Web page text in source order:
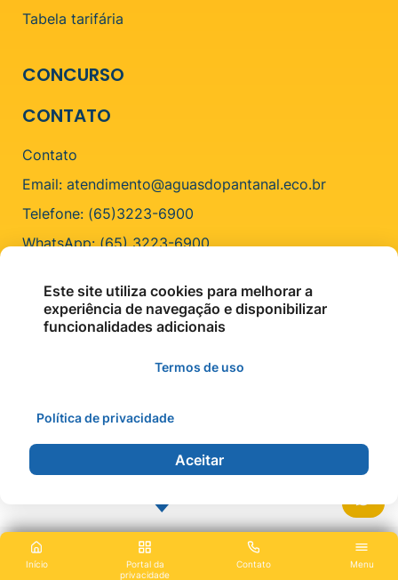
Início
Portal da
privacidade
Contato Menu
Tabela tarifária
CONCURSO
CONTATO
Contato
Email: atendimento@aguasdopantanal.eco.br
Telefone: (65)3223-6900
WhatsApp: (65) 3223-6900
ENDEREÇO
R. Cel. Faria, 100 - Centro, Cáceres - MT, 78210-206
©2026 - Águas do Pantanal - Todos os direitos
reservados.
Este site utiliza cookies para melhorar a
experiência de navegação e disponibilizar
funcionalidades adicionais
Termos de uso
Política de privacidade
Aceitar